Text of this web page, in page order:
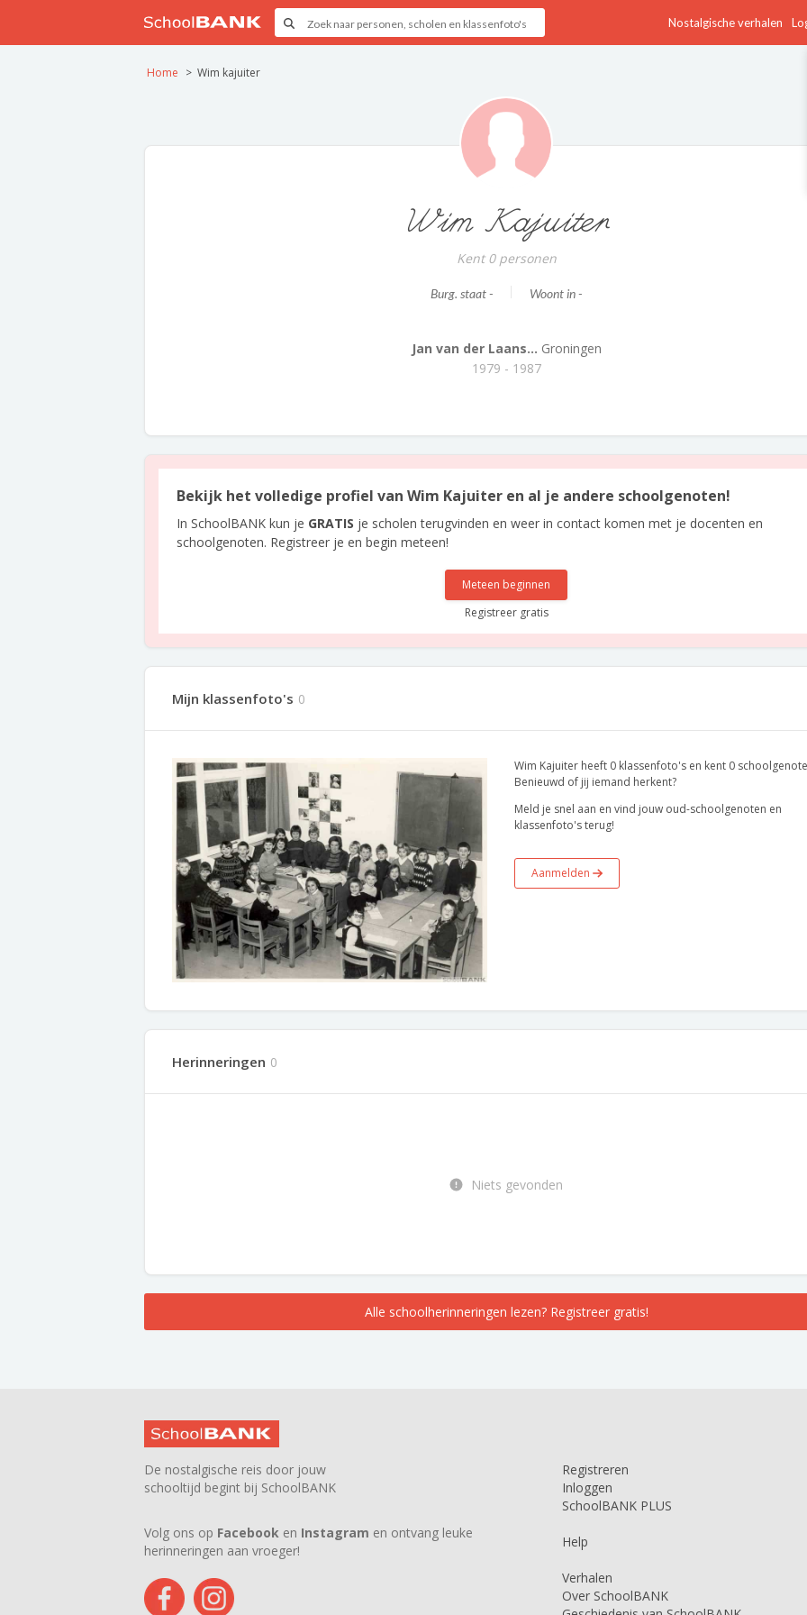
Nostalgische verhalen
Home Wim kajuiter
Wim Kajuiter
Kent 0 personen
Burg. staat - Woont in -
Jan van der Laans... Groningen
1979 - 1987
Bekijk het volledige profiel van Wim Kajuiter en al je andere schoolgenoten!
In SchoolBANK kun je GRATIS je scholen terugvinden en weer in contact komen met je docenten en
schoolgenoten. Registreer je en begin meteen!
Meteen beginnen
Registreer gratis
Mijn klassenfoto's 0
Wim Kajuiter heeft 0 klassenfoto's en kent 0
Benieuwd of jij iemand herkent?
Meld je snel aan en vind jouw oud-schoolgenoten en
klassenfoto's terug!
Aanmelden
Herinneringen 0
Niets gevonden
Alle schoolherinneringen lezen? Registreer gratis!
De nostalgische reis door jouw
schooltijd begint bij SchoolBANK
Volg ons op Facebook en Instagram en ontvang leuke
herinneringen aan vroeger!
Registreren
Inloggen
SchoolBANK PLUS
Help
Verhalen
Over SchoolBANK